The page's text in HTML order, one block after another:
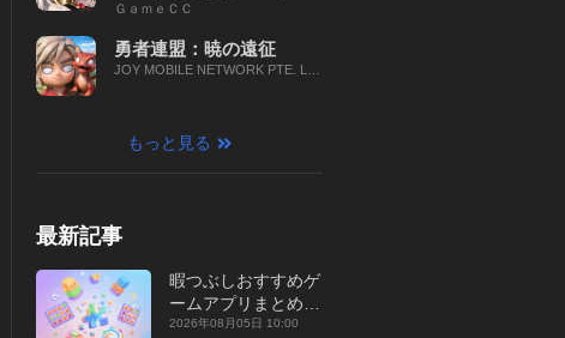
イブ X
ＧａｍｅＣＣ
勇者連盟：暁の遠征
JOY MOBILE NETWORK PTE. LT
もっと見る
最新記事
暇つぶしおすすめゲ
ームアプリまとめ｜
オフライン対応あり
2026年08月05日 10:00